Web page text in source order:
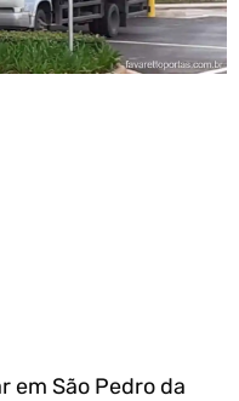
em São Pedro da